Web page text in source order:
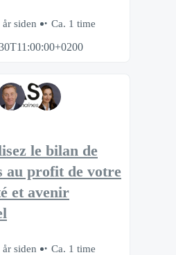
siden
Ca. 1 time
le bilan de
au profit de votre
et avenir
siden
Ca. 1 time